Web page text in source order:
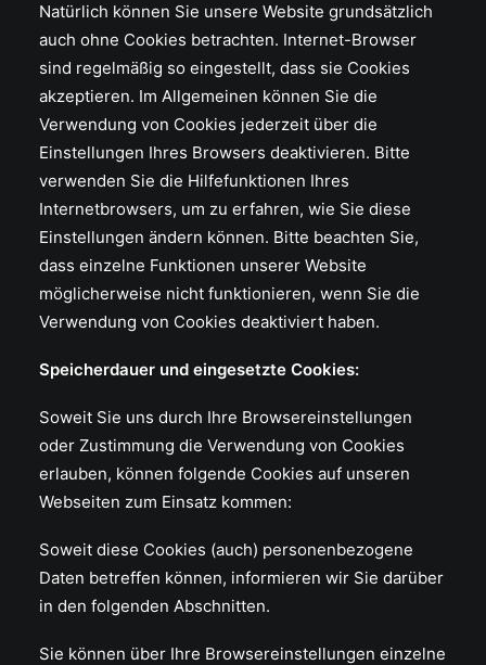
Natürlich können Sie unsere Website grundsätzlich
auch ohne Cookies betrachten. Internet-Browser
sind regelmäßig so eingestellt, dass sie Cookies
akzeptieren. Im Allgemeinen können Sie die
Verwendung von Cookies jederzeit über die
Einstellungen Ihres Browsers deaktivieren. Bitte
verwenden Sie die Hilfefunktionen Ihres
Internetbrowsers, um zu erfahren, wie Sie diese
Einstellungen ändern können. Bitte beachten Sie,
dass einzelne Funktionen unserer Website
möglicherweise nicht funktionieren, wenn Sie die
Verwendung von Cookies deaktiviert haben.
Speicherdauer und eingesetzte Cookies:
Soweit Sie uns durch Ihre Browsereinstellungen
oder Zustimmung die Verwendung von Cookies
erlauben, können folgende Cookies auf unseren
Webseiten zum Einsatz kommen:
Soweit diese Cookies (auch) personenbezogene
Daten betreffen können, informieren wir Sie darüber
in den folgenden Abschnitten.
Sie können über Ihre Browsereinstellungen einzelne